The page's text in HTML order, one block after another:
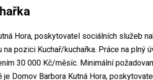
Hora, poskytovatel sociálních služeb
na pozici Kuchař/kuchařka. Práce na plný
30 000 Kč/měsíc. Minimální
Domov Barbora Kutná Hora,